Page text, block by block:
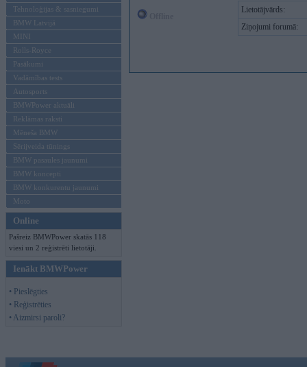
Tehnoloģijas & sasniegumi
BMW Latvijā
MINI
Rolls-Royce
Pasākumi
Vadāmības tests
Autosports
BMWPower aktuāli
Reklāmas raksti
Mēneša BMW
Sērijveida tūnings
BMW pasaules jaunumi
BMW koncepti
BMW konkurentu jaunumi
Moto
Online
Pašreiz BMWPower skatās 118
viesi un 2 reģistrēti lietotāji.
Ienākt BMWPower
• Pieslēgties
• Reģistrēties
• Aizmirsi paroli?
Lietotājvārds:
Ziņojumi forumā: